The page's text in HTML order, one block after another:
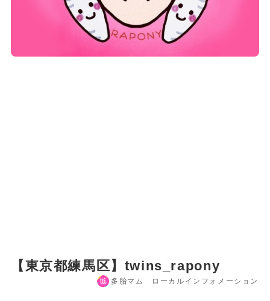
【東京都練馬区】twins_rapony
多胎マム ローカルインフォメーション